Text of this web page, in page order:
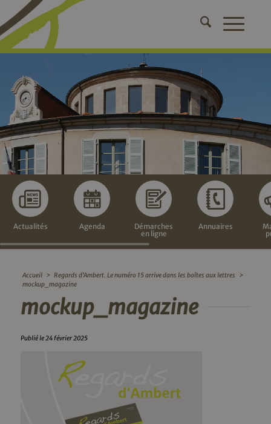
Actualités Agenda
Démarches
en ligne
Annuaires
Accueil > Regards d’Ambert. Le numéro 15 arrive dans les boîtes aux lettres
>
mockup_magazine
mockup_magazine
Publié le 24 février 2025